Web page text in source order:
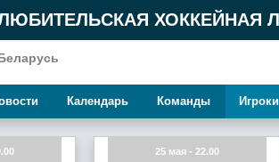
ХОККЕЙНАЯ
Календарь Команды Игроки
25 мая - 22.00